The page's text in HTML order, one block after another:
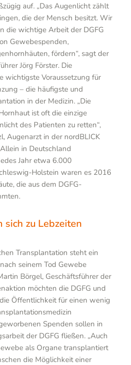
auf. „Das Augenlicht zählt
die der Mensch besitzt. Wir
die wichtige Arbeit der DGFG
Gewebespenden,
fördern“, sagt der
Jörg Förster. Die
wichtigste Voraussetzung für
– die häufigste und
in der Medizin. „Die
ist oft die einzige
des Patienten zu retten“,
Augenarzt in der nordBLICK
in Deutschland
Jahr etwa 6.000
Holstein waren es 2016
die aus dem DGFG-
sich zu Lebzeiten
Transplantation steht ein
seinem Tod Gewebe
Börgel, Geschäftsführer der
möchten die DGFG und
Öffentlichkeit für einen wenig
Spenden sollen in
der DGFG fließen. „Auch
als Organe transplantiert
die Möglichkeit einer